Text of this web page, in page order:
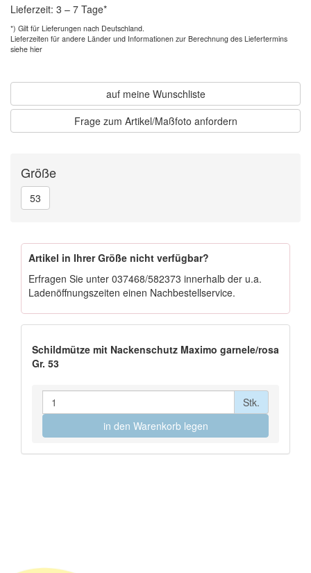
Lieferzeit: 3 – 7 Tage*
*) Gilt für Lieferungen nach Deutschland.
Lieferzeiten für andere Länder und Informationen zur Berechnung des Liefertermins
siehe hier
auf meine Wunschliste
Frage zum Artikel/Maßfoto anfordern
Größe
53
Artikel in Ihrer Größe nicht verfügbar?
Erfragen Sie unter 037468/582373 innerhalb der u.a.
Ladenöffnungszeiten einen Nachbestellservice.
Schildmütze mit Nackenschutz Maximo garnele/rosa
Gr. 53
Stk.
in den Warenkorb legen